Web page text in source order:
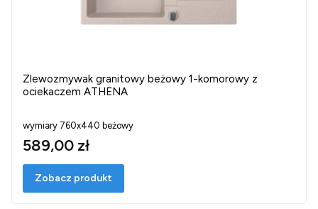
Zlewozmywak granitowy beżowy 1-komorowy z
ociekaczem ATHENA
wymiary 760x440 beżowy
589,00 zł
Zobacz produkt